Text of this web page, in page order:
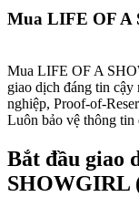
Mua LIFE OF A
Mua LIFE OF A
giao dịch đáng tin cậy
nghiệp, Proof-of-
Luôn bảo vệ thông tin
Bắt đầu giao
SHOWGIRL